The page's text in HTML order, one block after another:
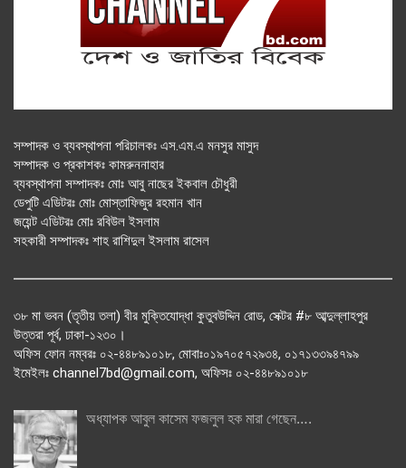
সম্পাদক ও ব্যবস্থাপনা পরিচালকঃ এস.এম.এ মনসুর মাসুদ
সম্পাদক ও প্রকাশকঃ কামরুননাহার
ব্যবস্থাপনা সম্পাদকঃ মোঃ আবু নাছের ইকবাল চৌধুরী
ডেপুটি এডিটরঃ মোঃ মোস্তাফিজুর রহমান খান
জয়েন্ট এডিটরঃ মোঃ রবিউল ইসলাম
সহকারী সম্পাদকঃ শাহ রাশিদুল ইসলাম রাসেল
৩৮ মা ভবন (তৃতীয় তলা) বীর মুক্তিযোদ্ধা কুতুবউদ্দিন রোড, সেক্টর #৮ আব্দুল্লাহপুর
উত্তরা পূর্ব, ঢাকা-১২৩০।
অফিস ফোন নম্বরঃ ০২-৪৪৮৯১০১৮, মোবাঃ০১৯৭০৫৭২৯৩৪, ০১৭১৩৩৯৪৭৯৯
ইমেইলঃ channel7bd@gmail.com, অফিসঃ ০২-৪৪৮৯১০১৮
অধ্যাপক আবুল কাসেম ফজলুল হক মারা গেছেন….